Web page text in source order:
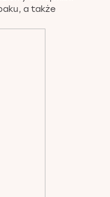
a także